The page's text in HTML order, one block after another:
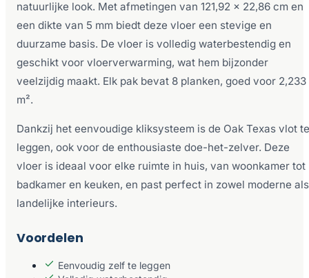
natuurlijke look. Met afmetingen van 121,92 x 22,86 cm en
een dikte van 5 mm biedt deze vloer een stevige en
duurzame basis. De vloer is volledig waterbestendig en
geschikt voor vloerverwarming, wat hem bijzonder
veelzijdig maakt. Elk pak bevat 8 planken, goed voor 2,233
m².
Dankzij het eenvoudige kliksysteem is de Oak Texas vlot te
leggen, ook voor de enthousiaste doe-het-zelver. Deze
vloer is ideaal voor elke ruimte in huis, van woonkamer tot
badkamer en keuken, en past perfect in zowel moderne als
landelijke interieurs.
Voordelen
Eenvoudig zelf te leggen